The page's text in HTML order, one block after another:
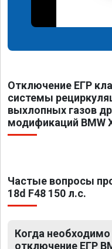
Отключение ЕГР
системы
выхлопных газов
модификаций BMW
Частые вопросы
18d F48 150 л.с.
Когда
отключение ЕГР